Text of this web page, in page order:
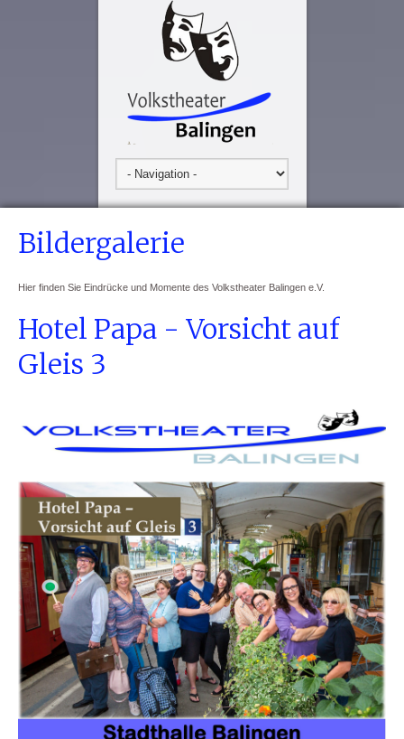
Bildergalerie
Hier finden Sie Eindrücke und Momente des Volkstheater Balingen e.V.
Hotel Papa - Vorsicht auf
Gleis 3